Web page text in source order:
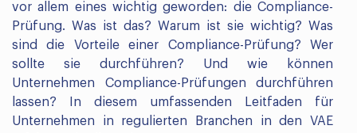
vor allem eines wichtig geworden: die Compliance-
Prüfung. Was ist das? Warum ist sie wichtig? Was
sind die Vorteile einer Compliance-Prüfung? Wer
sollte sie durchführen? Und wie können
Unternehmen Compliance-Prüfungen durchführen
lassen? In diesem umfassenden Leitfaden für
Unternehmen in regulierten Branchen in den VAE